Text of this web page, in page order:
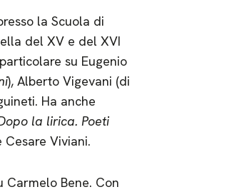
la Scuola di
del XV e del XVI
su Eugenio
), Alberto Vigevani (di
Ha anche
la lirica. Poeti
Viviani.
Bene. Con